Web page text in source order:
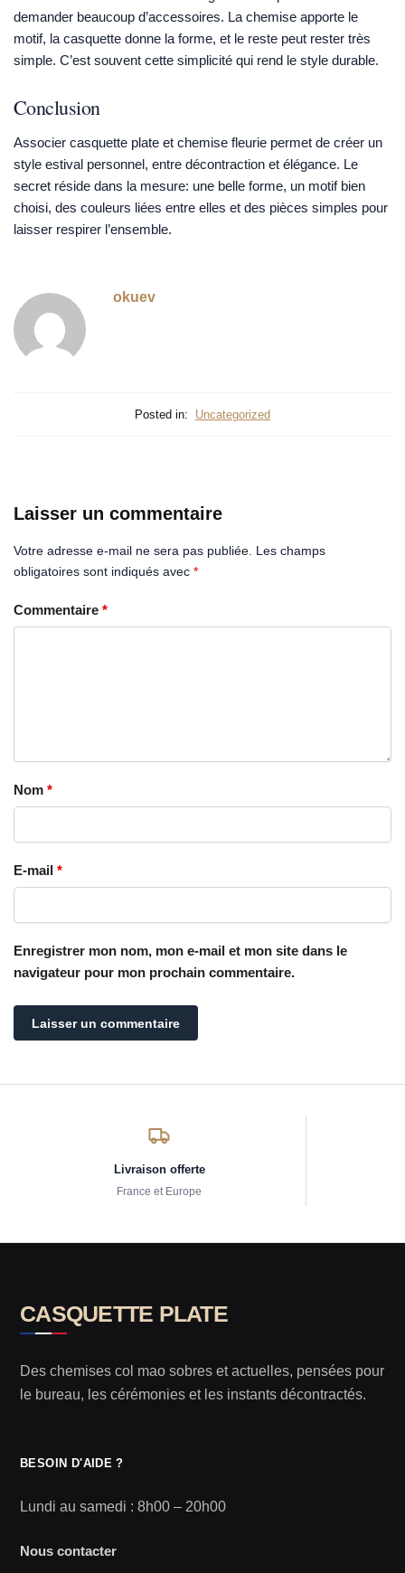
demander beaucoup d’accessoires. La chemise apporte le
motif, la casquette donne la forme, et le reste peut rester très
simple. C’est souvent cette simplicité qui rend le style durable.
Conclusion
Associer casquette plate et chemise fleurie permet de créer un
style estival personnel, entre décontraction et élégance. Le
secret réside dans la mesure: une belle forme, un motif bien
choisi, des couleurs liées entre elles et des pièces simples pour
laisser respirer l’ensemble.
okuev
Posted in: Uncategorized
Laisser un commentaire
Votre adresse e-mail ne sera pas publiée. Les champs
obligatoires sont indiqués avec *
Commentaire *
Nom *
E-mail *
Enregistrer mon nom, mon e-mail et mon site dans le
navigateur pour mon prochain commentaire.
Livraison offerte
France et Europe
CASQUETTE PLATE
Des chemises col mao sobres et actuelles, pensées pour
le bureau, les cérémonies et les instants décontractés.
BESOIN D'AIDE ?
Lundi au samedi : 8h00 – 20h00
Nous contacter